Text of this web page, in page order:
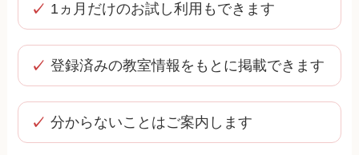
1ヵ月だけのお試し利用もできます
登録済みの教室情報をもとに掲載できます
分からないことはご案内します